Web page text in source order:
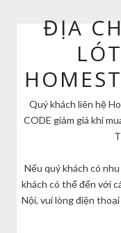
ĐỊA CHỈ MUA THẢM
Quý khách liên hệ Hotline: 0911 331 688 để được nhận mã
CODE giảm giá khi
Nếu quý khách có
khách có thể đến với
Nội, vui lòng điện